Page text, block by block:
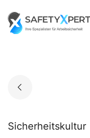
content
Go to landing page.
Sicherheitskultur